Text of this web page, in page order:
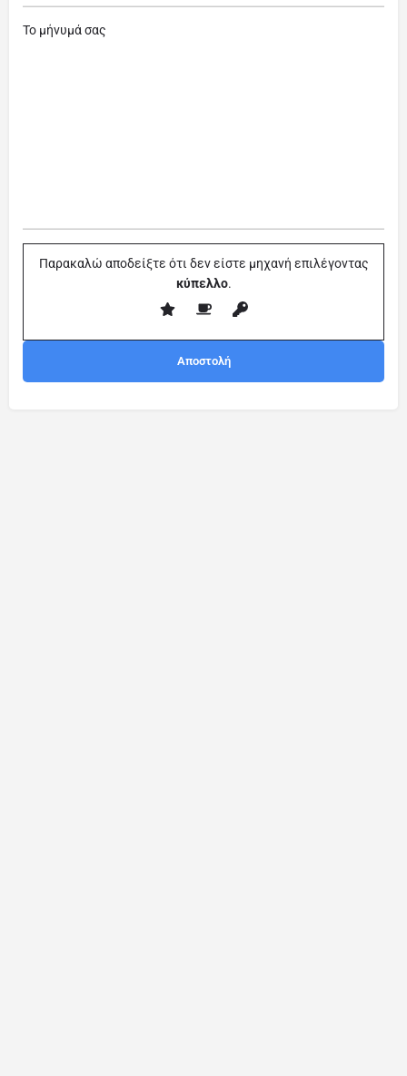
Το μήνυμά σας
Παρακαλώ αποδείξτε ότι δεν είστε μηχανή επιλέγοντας
κύπελλο.